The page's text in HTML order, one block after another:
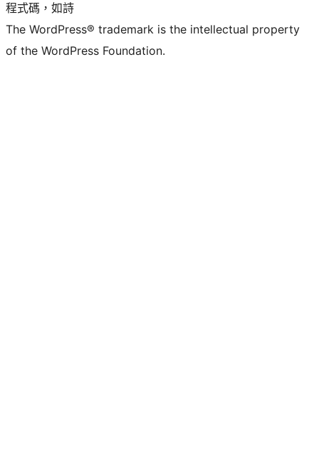
程式碼，如詩
The WordPress® trademark is the intellectual property
of the WordPress Foundation.